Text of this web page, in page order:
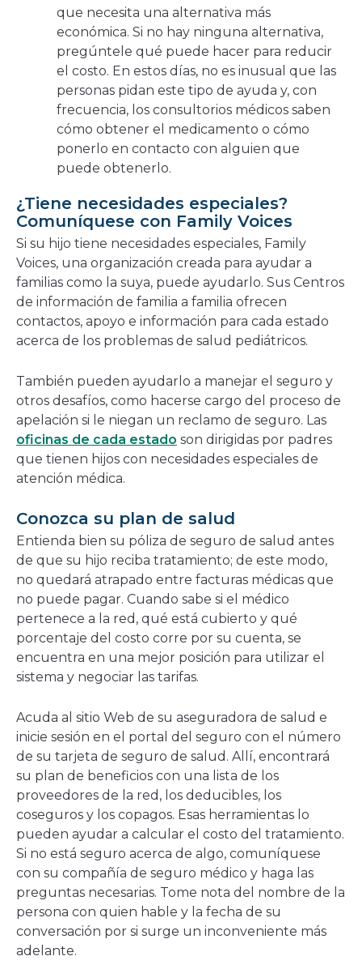
que necesita una alternativa más
económica. Si no hay ninguna alternativa,
pregúntele qué puede hacer para reducir
el costo. En estos días, no es inusual que las
personas pidan este tipo de ayuda y, con
frecuencia, los consultorios médicos saben
cómo obtener el medicamento o cómo
ponerlo en contacto con alguien que
puede obtenerlo.
¿Tiene necesidades especiales?
Comuníquese con Family Voices
Si su hijo tiene necesidades especiales, Family
Voices, una organización creada para ayudar a
familias como la suya, puede ayudarlo. Sus Centros
de información de familia a familia ofrecen
contactos, apoyo e información para cada estado
acerca de los problemas de salud pediátricos.
También pueden ayudarlo a manejar el seguro y
otros desafíos, como hacerse cargo del proceso de
apelación si le niegan un reclamo de seguro. Las
oficinas de cada estado son dirigidas por padres
que tienen hijos con necesidades especiales de
atención médica.
Conozca su plan de salud
Entienda bien su póliza de seguro de salud antes
de que su hijo reciba tratamiento; de este modo,
no quedará atrapado entre facturas médicas que
no puede pagar. Cuando sabe si el médico
pertenece a la red, qué está cubierto y qué
porcentaje del costo corre por su cuenta, se
encuentra en una mejor posición para utilizar el
sistema y negociar las tarifas.
Acuda al sitio Web de su aseguradora de salud e
inicie sesión en el portal del seguro con el número
de su tarjeta de seguro de salud. Allí, encontrará
su plan de beneficios con una lista de los
proveedores de la red, los deducibles, los
coseguros y los copagos. Esas herramientas lo
pueden ayudar a calcular el costo del tratamiento.
Si no está seguro acerca de algo, comuníquese
con su compañía de seguro médico y haga las
preguntas necesarias. Tome nota del nombre de la
persona con quien hable y la fecha de su
conversación por si surge un inconveniente más
adelante.